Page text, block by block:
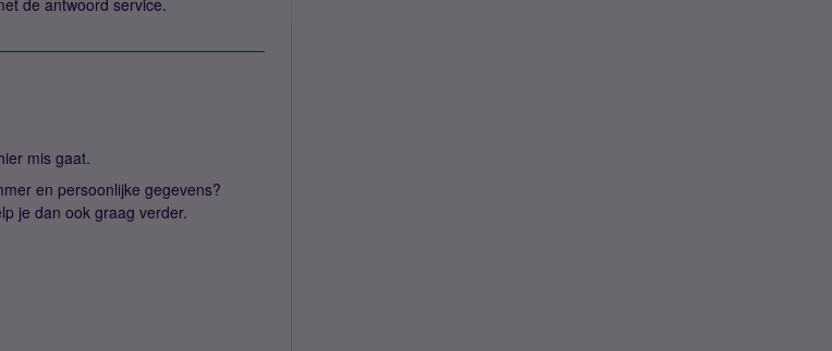
de antwoord service.
mis gaat.
en persoonlijke gegevens?
je dan ook graag verder.